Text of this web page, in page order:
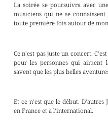
La soirée se poursuivra avec
musiciens qui ne se
toute première fois autour de
Ce n’est pas juste un concert.
pour les personnes qui aiment
savent que les plus belles
Et ce n’est que le début. D’autres
en France et à l’international.